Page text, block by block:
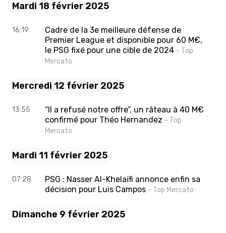
Mardi 18 février 2025
16:19
Cadre de la 3e meilleure défense de
Premier League et disponible pour 60 M€,
le PSG fixé pour une cible de 2024 - Top
Mercato
Mercredi 12 février 2025
13:55
“Il a refusé notre offre”, un râteau à 40 M€
confirmé pour Théo Hernandez - Top
Mercato
Mardi 11 février 2025
07:28
PSG : Nasser Al-Khelaïfi annonce enfin sa
décision pour Luis Campos - Top Mercato
Dimanche 9 février 2025